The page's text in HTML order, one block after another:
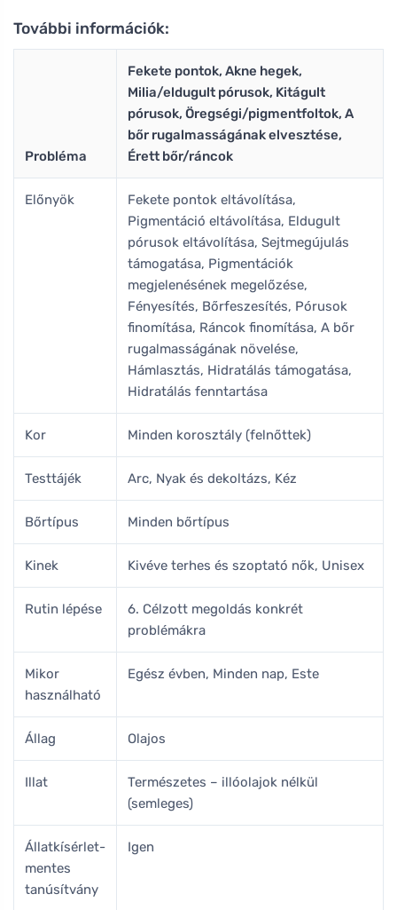
További információk:
Probléma
Fekete pontok, Akne hegek,
Milia/eldugult pórusok, Kitágult
pórusok, Öregségi/pigmentfoltok, A
bőr rugalmasságának elvesztése,
Érett bőr/ráncok
Előnyök
Fekete pontok eltávolítása,
Pigmentáció eltávolítása, Eldugult
pórusok eltávolítása, Sejtmegújulás
támogatása, Pigmentációk
megjelenésének megelőzése,
Fényesítés, Bőrfeszesítés, Pórusok
finomítása, Ráncok finomítása, A bőr
rugalmasságának növelése,
Hámlasztás, Hidratálás támogatása,
Hidratálás fenntartása
Kor Minden korosztály (felnőttek)
Testtájék Arc, Nyak és dekoltázs, Kéz
Bőrtípus Minden bőrtípus
Kinek Kivéve terhes és szoptató nők, Unisex
Rutin lépése
6. Célzott megoldás konkrét
problémákra
Mikor
használható
Egész évben, Minden nap, Este
Állag Olajos
Illat
Természetes – illóolajok nélkül
(semleges)
Állatkísérlet-
mentes
tanúsítvány
Igen